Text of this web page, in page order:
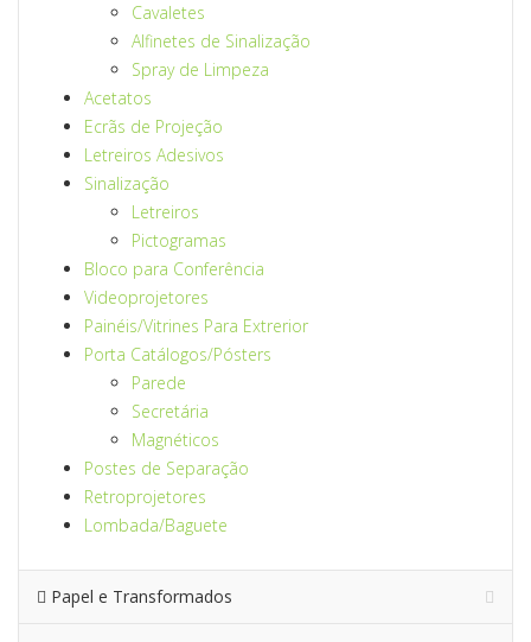
Cavaletes
Alfinetes de Sinalização
Spray de Limpeza
Acetatos
Ecrãs de Projeção
Letreiros Adesivos
Sinalização
Letreiros
Pictogramas
Bloco para Conferência
Videoprojetores
Painéis/Vitrines Para Extrerior
Porta Catálogos/Pósters
Parede
Secretária
Magnéticos
Postes de Separação
Retroprojetores
Lombada/Baguete
Papel e Transformados